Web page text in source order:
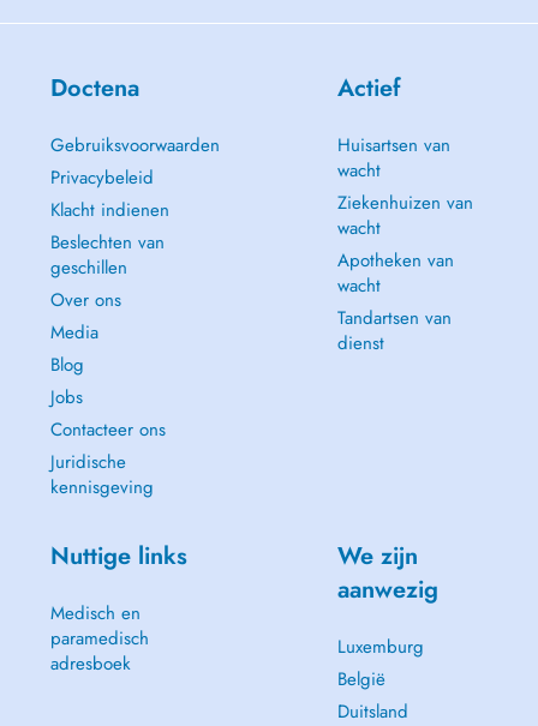
Doctena
Gebruiksvoorwaarden
Privacybeleid
Klacht indienen
Beslechten van
geschillen
Over ons
Media
Blog
Jobs
Contacteer ons
Juridische
kennisgeving
Actief
Huisartsen van
wacht
Ziekenhuizen van
wacht
Apotheken van
wacht
Tandartsen van
dienst
Nuttige links
Medisch en
paramedisch
adresboek
We zijn
aanwezig
Luxemburg
België
Duitsland